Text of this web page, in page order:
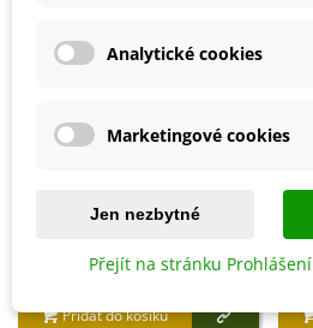
Přidat do košíku
Analytické cookies
Marketingové cookies
Jen nezbytné
Přejít na stránku